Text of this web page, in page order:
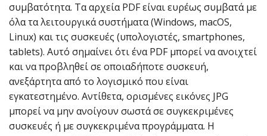
συμβατότητα. Τα αρχεία PDF είναι ευρέως συμβατά με
όλα τα λειτουργικά συστήματα (Windows, macOS,
Linux) και τις συσκευές (υπολογιστές, smartphones,
tablets). Αυτό σημαίνει ότι ένα PDF μπορεί να ανοιχτεί
και να προβληθεί σε οποιαδήποτε συσκευή,
ανεξάρτητα από το λογισμικό που είναι
εγκατεστημένο. Αντίθετα, ορισμένες εικόνες JPG
μπορεί να μην ανοίγουν σωστά σε συγκεκριμένες
συσκευές ή με συγκεκριμένα προγράμματα. Η